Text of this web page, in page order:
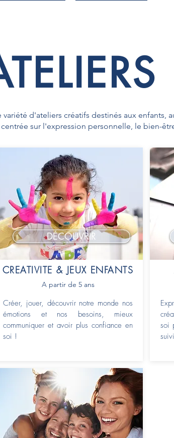
d'ateliers créatifs destinés aux enfants,
sur l'expression personnelle, le bien-
DÉCOUVRIR
CREATIVITE & JEUX ENFANTS
A partir de 5 ans
Créer, jouer, découvrir notre monde nos
émotions et nos besoins, mieux
communiquer et avoir plus confiance en
soi !
soi